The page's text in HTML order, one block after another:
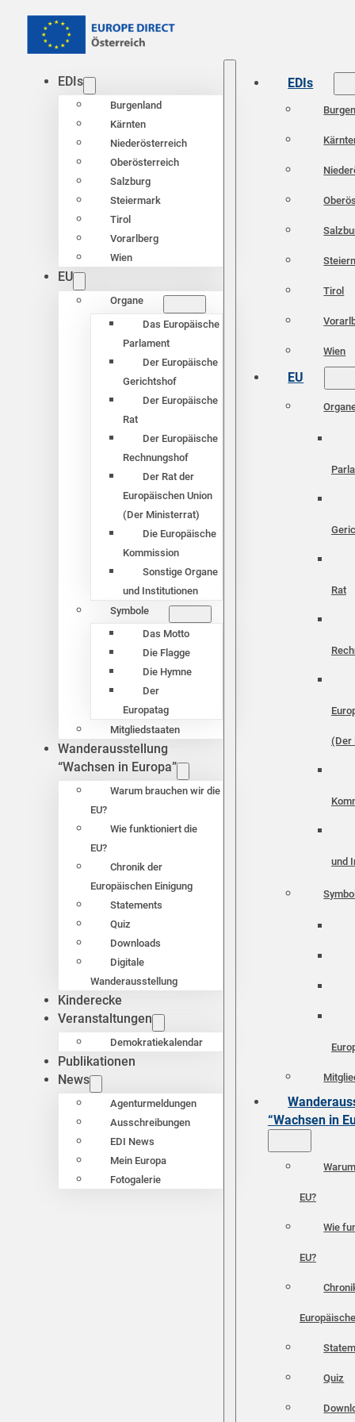
EDIs
Burgenland
Kärnten
Niederösterreich
Oberösterreich
Salzburg
Steiermark
Tirol
Vorarlberg
Wien
EU
Organe
Das Europäische
Parlament
Der Europäische
Gerichtshof
Der Europäische
Rat
Der Europäische
Rechnungshof
Der Rat der
Europäischen Union
(Der Ministerrat)
Die Europäische
Kommission
Sonstige Organe
und Institutionen
Symbole
Das Motto
Die Flagge
Die Hymne
Der
Europatag
Mitgliedstaaten
Wanderausstellung
“Wachsen in Europa”
Warum brauchen wir die
EU?
Wie funktioniert die
EU?
Chronik der
Europäischen Einigung
Statements
Quiz
Downloads
Digitale
Wanderausstellung
Kinderecke
Veranstaltungen
Demokratiekalendar
Publikationen
News
Agenturmeldungen
Ausschreibungen
EDI News
Mein Europa
Fotogalerie
EDIs
Tirol
Wien
EU
Rat
(Der
und
“Wachsen in
EU?
Wie
EU?
Quiz